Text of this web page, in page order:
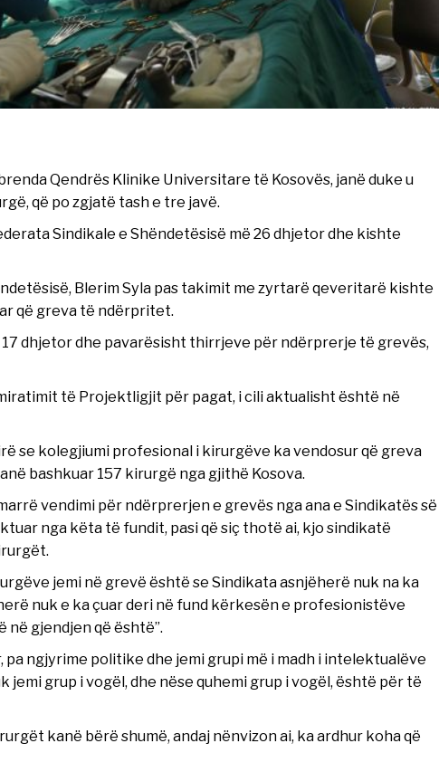
Qendrës Klinike Universitare të Kosovës, janë duke u
që po zgjatë tash e tre javë.
Sindikale e Shëndetësisë më 26 dhjetor dhe kishte
Blerim Syla pas takimit me zyrtarë qeveritarë kishte
që greva të ndërpritet.
dhjetor dhe pavarësisht thirrjeve për ndërprerje të grevës,
të Projektligjit për pagat, i cili aktualisht është në
se kolegjiumi profesional i kirurgëve ka vendosur që greva
bashkuar 157 kirurgë nga gjithë Kosova.
vendimi për ndërprerjen e grevës nga ana e Sindikatës së
nga këta të fundit, pasi që siç thotë ai, kjo sindikatë
jemi në grevë është se Sindikata asnjëherë nuk na ka
nuk e ka çuar deri në fund kërkesën e profesionistëve
në gjendjen që është”.
ngjyrime politike dhe jemi grupi më i madh i intelektualëve
jemi grup i vogël, dhe nëse quhemi grup i vogël, është për të
kanë bërë shumë, andaj nënvizon ai, ka ardhur koha që